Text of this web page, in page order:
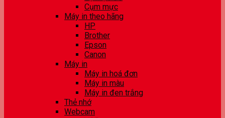
Cụm mực
Máy in theo hãng
HP
Brother
Epson
Canon
Máy in
Máy in hoá đơn
Máy in màu
Máy in đen trắng
Thẻ nhớ
Webcam